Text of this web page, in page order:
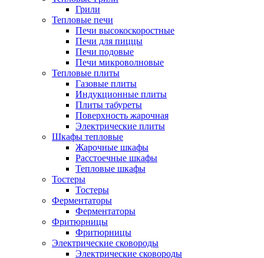
Грили
Тепловые печи
Печи высокоскоростные
Печи для пиццы
Печи подовые
Печи микроволновые
Тепловые плиты
Газовые плиты
Индукционные плиты
Плиты табуреты
Поверхность жарочная
Электрические плиты
Шкафы тепловые
Жарочные шкафы
Расстоечные шкафы
Тепловые шкафы
Тостеры
Тостеры
Ферментаторы
Ферментаторы
Фритюрницы
Фритюрницы
Электрические сковороды
Электрические сковороды